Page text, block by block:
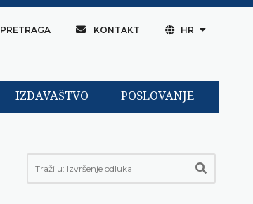
PRETRAGA KONTAKT HR
IZDAVAŠTVO POSLOVANJE